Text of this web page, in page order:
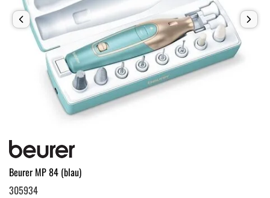
Beurer MP 84 (blau)
305934